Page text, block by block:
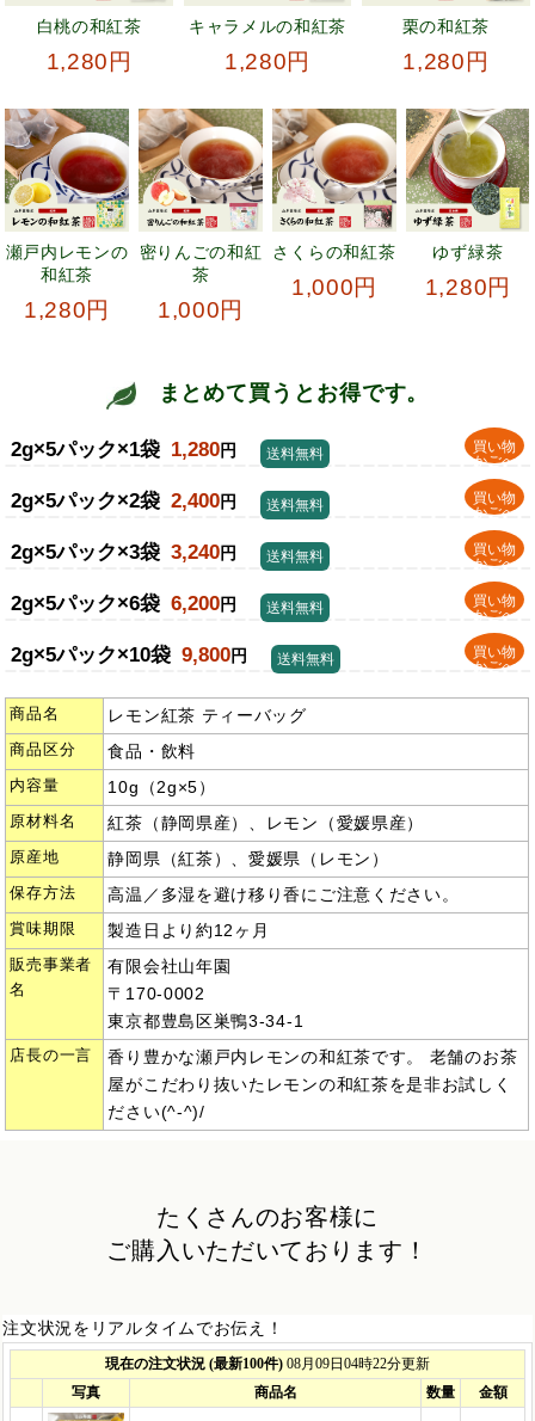
白桃の和紅茶
1,280円
キャラメルの和紅茶
1,280円
栗の和紅茶
1,280円
瀬戸内レモンの
和紅茶
1,280円
密りんごの和紅
茶
1,000円
さくらの和紅茶
1,000円
ゆず緑茶
1,280円
まとめて買うとお得です。
2g×5パック×1袋 1,280円
買い物
かごへ
送料無料
2g×5パック×2袋 2,400円
買い物
かごへ
送料無料
2g×5パック×3袋 3,240円
買い物
かごへ
送料無料
2g×5パック×6袋 6,200円
買い物
かごへ
送料無料
2g×5パック×10袋 9,800円
買い物
かごへ
送料無料
商品名 レモン紅茶 ティーバッグ
商品区分 食品・飲料
内容量 10g（2g×5）
原材料名 紅茶（静岡県産）、レモン（愛媛県産）
原産地 静岡県（紅茶）、愛媛県（レモン）
保存方法 高温／多湿を避け移り香にご注意ください。
賞味期限 製造日より約12ヶ月
販売事業者
名
有限会社山年園
〒170-0002
東京都豊島区巣鴨3-34-1
店長の一言
香り豊かな瀬戸内レモンの和紅茶です。 老舗のお茶
屋がこだわり抜いたレモンの和紅茶を是非お試しく
ださい(^-^)/
たくさんのお客様に
ご購入いただいております！
注文状況をリアルタイムでお伝え！